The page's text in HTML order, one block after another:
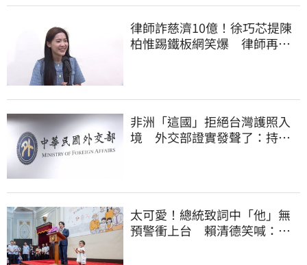
律師詐慈濟10億！徐巧芯提陳
柏惟踢鐵板網笑爆 律師再曬1
非洲「這國」拒絕台灣護照入
境 外交部證實發聲了：持續
太可愛！總統致詞中「他」無
預警衝上台 賴清德笑喊：卸